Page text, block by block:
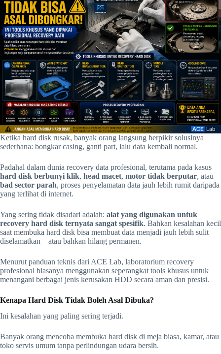
Ketika hard disk rusak, banyak orang langsung berpikir solusinya
sederhana: bongkar casing, ganti part, lalu data kembali normal.
Padahal dalam dunia recovery data profesional, terutama pada kasus
hard disk berbunyi klik, head macet, motor tidak berputar, atau
bad sector parah, proses penyelamatan data jauh lebih rumit daripada
yang terlihat di internet.
Yang sering tidak disadari adalah: alat yang digunakan untuk
recovery hard disk ternyata sangat spesifik. Bahkan kesalahan kecil
saat membuka hard disk bisa membuat data menjadi jauh lebih sulit
diselamatkan—atau bahkan hilang permanen.
Menurut panduan teknis dari ACE Lab, laboratorium recovery
profesional biasanya menggunakan seperangkat tools khusus untuk
menangani berbagai jenis kerusakan HDD secara aman dan presisi.
Kenapa Hard Disk Tidak Boleh Asal Dibuka?
Ini kesalahan yang paling sering terjadi.
Banyak orang mencoba membuka hard disk di meja biasa, kamar, atau
toko servis umum tanpa perlindungan udara bersih.